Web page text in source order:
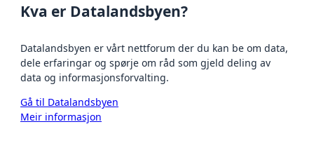
Kva er Datalandsbyen?
Datalandsbyen er vårt nettforum der du kan be om data,
dele erfaringar og spørje om råd som gjeld deling av
data og informasjonsforvalting.
Gå til Datalandsbyen
Meir informasjon